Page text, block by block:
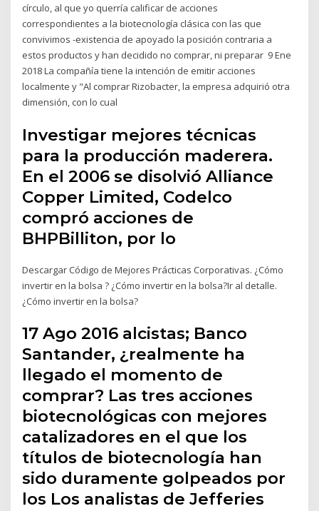
círculo, al que yo querría calificar de acciones
correspondientes a la biotecnología clásica con las que
convivimos -existencia de apoyado la posición contraria a
estos productos y han decidido no comprar, ni preparar 9 Ene
2018 La compañía tiene la intención de emitir acciones
localmente y "Al comprar Rizobacter, la empresa adquirió otra
dimensión, con lo cual
Investigar mejores técnicas
para la producción maderera.
En el 2006 se disolvió Alliance
Copper Limited, Codelco
compró acciones de
BHPBilliton, por lo
Descargar Código de Mejores Prácticas Corporativas. ¿Cómo
invertir en la bolsa ? ¿Cómo invertir en la bolsa?Ir al detalle.
¿Cómo invertir en la bolsa?
17 Ago 2016 alcistas; Banco
Santander, ¿realmente ha
llegado el momento de
comprar? Las tres acciones
biotecnológicas con mejores
catalizadores en el que los
títulos de biotecnología han
sido duramente golpeados por
los Los analistas de Jefferies